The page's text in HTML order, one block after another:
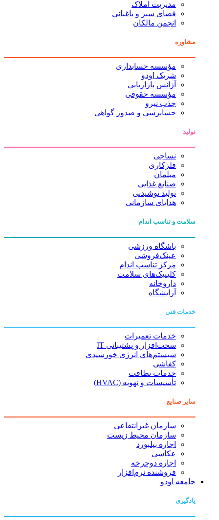
مدیریت املاک
فضای سبز و باغبانی
انجمن مالکان
مشاوره
مؤسسه حسابداری
شریک اودو
آژانس بازاریابی
مؤسسه حقوقی
جذب نیرو
حسابرسی و صدور گواهی
تولید
نساجی
فلزکاری
مبلمان
صنایع غذایی
تولید نوشیدنی
هدایای سازمانی
سلامت و تناسب اندام
باشگاه ورزشی
عینک‌فروشی
مرکز تناسب اندام
کلینیک‌های سلامت
داروخانه
آرایشگاه
خدمات فنی
خدمات تعمیرات
سخت‌افزار و پشتیبانی IT
سیستم‌های انرژی خورشیدی
کفاشی
خدمات نظافت
تأسیسات و تهویه (HVAC)
سایر صنایع
سازمان غیرانتفاعی
سازمان محیط زیست
اجاره بیلبورد
عکاسی
اجاره دوچرخه
فروشنده نرم‌افزار
جامعه اودو
یادگیری